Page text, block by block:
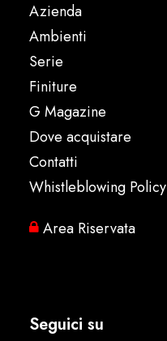
Azienda
Ambienti
Serie
Finiture
G Magazine
Dove acquistare
Contatti
Whistleblowing Policy
Area Riservata
Seguici su